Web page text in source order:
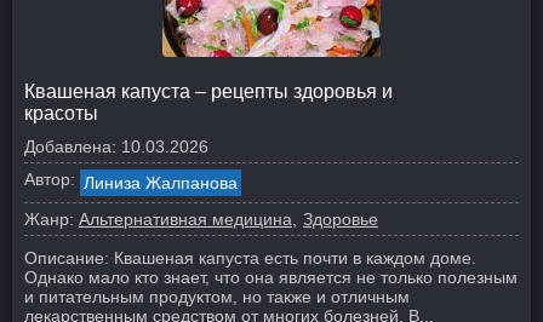
Квашеная капуста – рецепты здоровья и
красоты
Добавлена: 10.03.2026
Автор: Линиза Жалпанова
Жанр: Альтернативная медицина
Здоровье
Описание: Квашеная капуста есть почти в каждом доме.
Однако мало кто знает, что она является не только полезным
и питательным продуктом, но также и отличным
лекарственным средством от многих болезней. В...